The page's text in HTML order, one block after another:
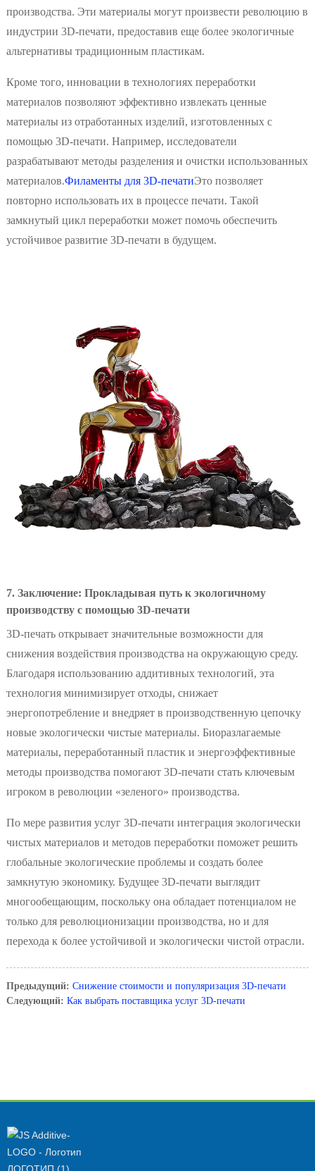
производства. Эти материалы могут произвести революцию в
индустрии 3D-печати, предоставив еще более экологичные
альтернативы традиционным пластикам.
Кроме того, инновации в технологиях переработки
материалов позволяют эффективно извлекать ценные
материалы из отработанных изделий, изготовленных с
помощью 3D-печати. ​​Например, исследователи
разрабатывают методы разделения и очистки использованных
материалов.Филаменты для 3D-печатиЭто позволяет
повторно использовать их в процессе печати. ​​Такой
замкнутый цикл переработки может помочь обеспечить
устойчивое развитие 3D-печати в будущем.
7. Заключение: Прокладывая путь к экологичному
производству с помощью 3D-печати
3D-печать открывает значительные возможности для
снижения воздействия производства на окружающую среду.
Благодаря использованию аддитивных технологий, эта
технология минимизирует отходы, снижает
энергопотребление и внедряет в производственную цепочку
новые экологически чистые материалы. Биоразлагаемые
материалы, переработанный пластик и энергоэффективные
методы производства помогают 3D-печати стать ключевым
игроком в революции «зеленого» производства.
По мере развития услуг 3D-печати интеграция экологически
чистых материалов и методов переработки поможет решить
глобальные экологические проблемы и создать более
замкнутую экономику. Будущее 3D-печати выглядит
многообещающим, поскольку она обладает потенциалом не
только для революционизации производства, но и для
перехода к более устойчивой и экологически чистой отрасли.
Предыдущий: Снижение стоимости и популяризация 3D-печати
Следующий: Как выбрать поставщика услуг 3D-печати